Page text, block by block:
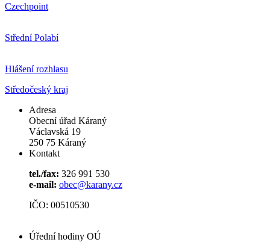
Czechpoint
Střední Polabí
Hlášení rozhlasu
Středočeský kraj
Adresa
Obecní úřad Káraný
Václavská 19
250 75 Káraný
Kontakt
tel./fax: 326 991 530
e-mail: obec@karany.cz
IČO: 00510530
Úřední hodiny OÚ